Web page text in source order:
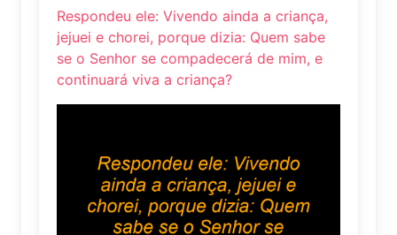
Respondeu ele: Vivendo ainda a criança,
jejuei e chorei, porque dizia: Quem sabe
se o Senhor se compadecerá de mim, e
continuará viva a criança?